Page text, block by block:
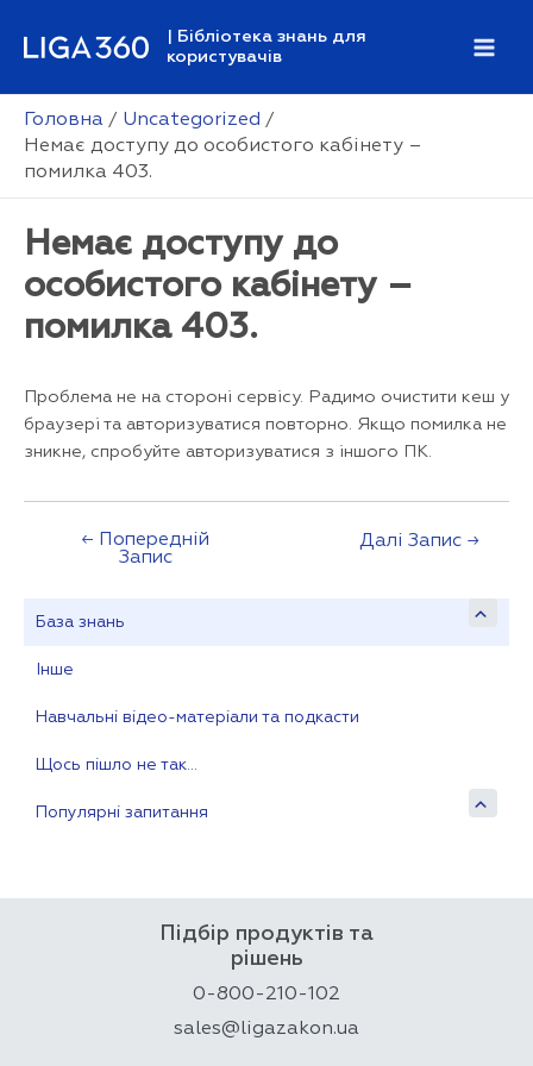
| Бібліотека знань для
користувачів
Головна
Uncategorized
Немає доступу до особистого кабінету –
помилка 403.
База знань
Інше
Навчальні відео-матеріали та подкасти
Щось пішло не так…
Популярні запитання
Немає доступу до
особистого кабінету –
помилка 403.
Проблема не на стороні сервісу. Радимо очистити кеш у
браузері та авторизуватися повторно. Якщо помилка не
зникне, спробуйте авторизуватися з іншого ПК.
Навігація
← Попередній
Запис
Далі Запис →
Підбір продуктів та
рішень
0-800-210-102
sales@ligazakon.ua